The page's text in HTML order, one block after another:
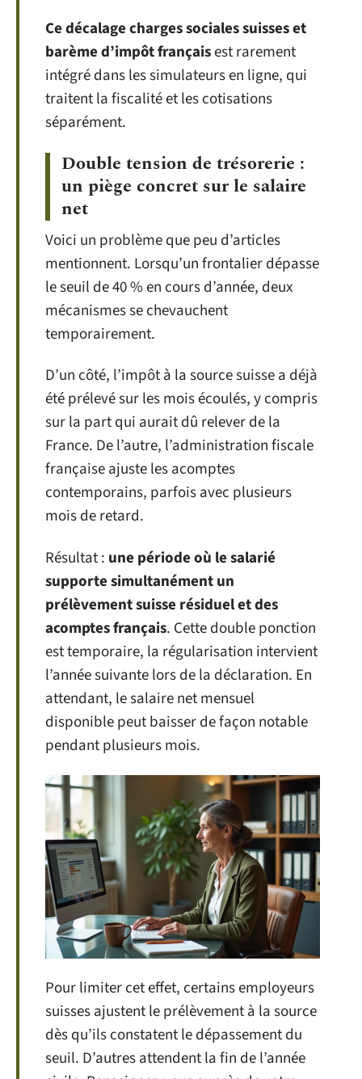
Ce décalage charges sociales suisses et
barème d’impôt françaisest rarement
intégré dans les simulateurs en ligne, qui
traitent la fiscalité et les cotisations
séparément.
Double tension de trésorerie :
un piège concret sur le salaire
net
Voici un problème que peu d’articles
mentionnent. Lorsqu’un frontalier dépasse
le seuil de 40 % en cours d’année, deux
mécanismes se chevauchent
temporairement.
D’un côté, l’impôt à la source suisse a déjà
été prélevé sur les mois écoulés, y compris
sur la part qui aurait dû relever de la
France. De l’autre, l’administration fiscale
française ajuste les acomptes
contemporains, parfois avec plusieurs
mois de retard.
Résultat : une période où le salarié
supporte simultanément un
prélèvement suisse résiduel et des
acomptes français. Cette double ponction
est temporaire, la régularisation intervient
l’année suivante lors de la déclaration. En
attendant, le salaire net mensuel
disponible peut baisser de façon notable
pendant plusieurs mois.
Pour limiter cet effet, certains employeurs
suisses ajustent le prélèvement à la source
dès qu’ils constatent le dépassement du
seuil. D’autres attendent la fin de l’année